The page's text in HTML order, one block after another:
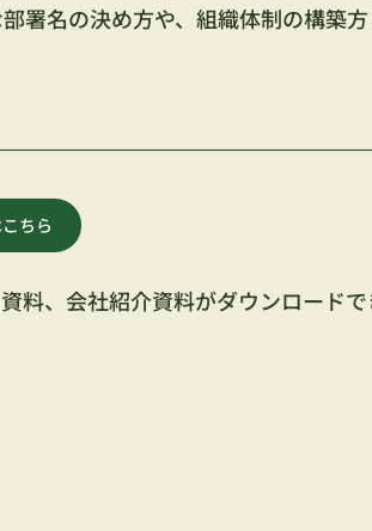
署名の決め方や、組織体制の構築方
ちら
料、会社紹介資料がダウンロード